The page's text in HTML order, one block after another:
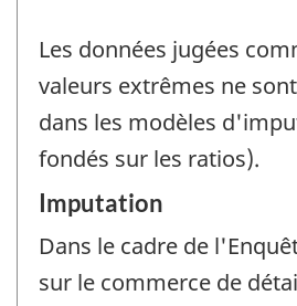
Les données jugées
valeurs extrêmes ne
dans les modèles
fondés sur les ratios).
Imputation
Dans le cadre de
sur le commerce de